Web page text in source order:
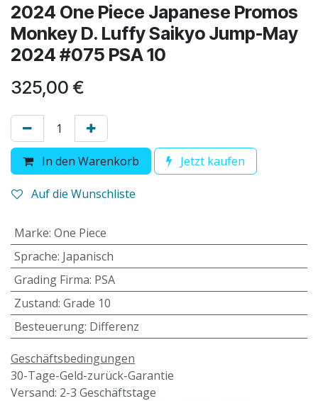
2024 One Piece Japanese Promos
Monkey D. Luffy Saikyo Jump-May
2024 #075 PSA 10
325,00 €
In den Warenkorb Jetzt kaufen
Auf die Wunschliste
Marke: One Piece
Sprache: Japanisch
Grading Firma: PSA
Zustand: Grade 10
Besteuerung: Differenz
Geschäftsbedingungen
30-Tage-Geld-zurück-Garantie
Versand: 2-3 Geschäftstage